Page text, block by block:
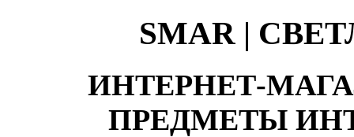
SMAR |
ИНТЕРНЕТ-
ПРЕДМЕТЫ